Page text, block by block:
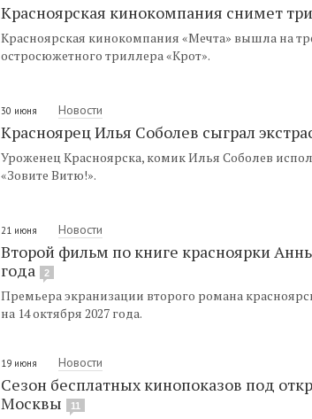
Красноярская кинокомпания снимет
Красноярская кинокомпания «Мечта» вышла на
остросюжетного триллера «Крот».
30 июня Новости
Красноярец Илья Соболев сыграл
Уроженец Красноярска, комик Илья Соболев
«Зовите Витю!».
21 июня Новости
Второй фильм по книге красноярки
года
2
Премьера экранизации второго романа
на 14 октября 2027 года.
19 июня Новости
Сезон бесплатных кинопоказов под
Москвы
11